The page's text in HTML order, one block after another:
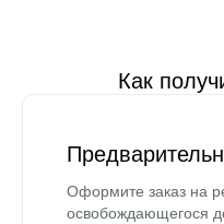
Как
Оформите заказ на
освобождающегося